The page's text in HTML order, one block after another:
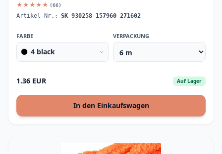
★★★★★ (66)
Artikel-Nr.: SK_930258_157960_271602
FARBE
4 black
VERPACKUNG
1.36 EUR Auf Lager
In den Einkaufswagen